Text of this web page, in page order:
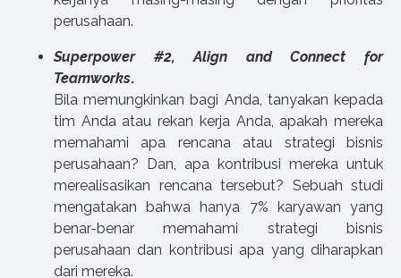
perusahaan.
Superpower #2, Align and Connect for
Teamworks.
Bila memungkinkan bagi Anda, tanyakan kepada
tim Anda atau rekan kerja Anda, apakah mereka
memahami apa rencana atau strategi bisnis
perusahaan? Dan, apa kontribusi mereka untuk
merealisasikan rencana tersebut? Sebuah studi
mengatakan bahwa hanya 7% karyawan yang
benar-benar memahami strategi bisnis
perusahaan dan kontribusi apa yang diharapkan
dari mereka.